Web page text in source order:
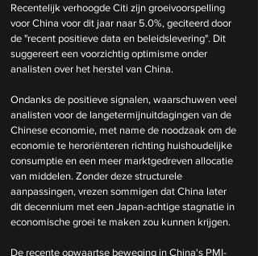
Recentelijk verhoogde Citi zijn groeivoorspelling
voor China voor dit jaar naar 5.0%, geciteerd door
de "recent positieve data en beleidslevering". Dit
suggereert een voorzichtig optimisme onder
analisten over het herstel van China.
Ondanks de positieve signalen, waarschuwen veel
analisten voor de langetermijnuitdagingen van de
Chinese economie, met name de noodzaak om de
economie te heroriënteren richting huishoudelijke
consumptie en een meer marktgedreven allocatie
van middelen. Zonder deze structurele
aanpassingen, vrezen sommigen dat China later
dit decennium met een Japan-achtige stagnatie in
economische groei te maken zou kunnen krijgen.
De recente opwaartse beweging in China's PMI-